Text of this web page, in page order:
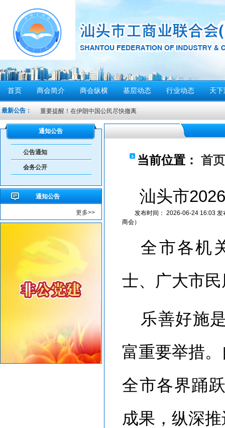
首页 商会简介 商会纵横 基层动态 行业动态 天
最新公告： 重要提醒！在伊朗中国公民尽快撤离
密切关注超强台风“桦加沙”，注意防范
汕头将分区域、分行业、分时段实行“四停”
感谢信
汕头市2026年“6·30”助力乡村振兴活动倡议书
【人民防空宣传周】如何辨别防空警报？我们应该...
6月21日10时15分，汕头将实施防空警报试鸣！
汕头发布2026年6月份重点行业领域安全风险提示
共建绿美汕头，共享生态家园——致全市企业家的...
通知公告
公告通知
会务公开
通知公告
更多>>
当前位置： 首页
汕头市
发布时间： 2026-06-24 16:03 发
商会）
全市各机
士、广大市
乐善好施
富重要举措
全市各界踊
成果，纵深